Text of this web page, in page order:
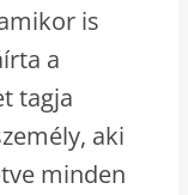
is
a
tagja
aki
minden